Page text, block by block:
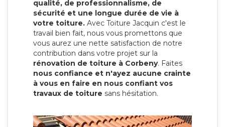
qualité, de professionnalisme, de
sécurité et une longue durée de vie à
votre toiture. Avec Toiture Jacquin c'est le
travail bien fait, nous vous promettons que
vous aurez une nette satisfaction de notre
contribution dans votre projet sur la
rénovation de toiture à Corbeny. Faites
nous confiance et n'ayez aucune crainte
à vous en faire en nous confiant vos
travaux de toiture sans hésitation.